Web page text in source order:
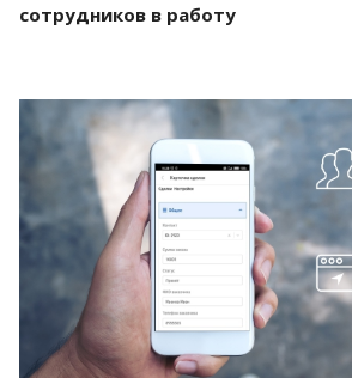
сотрудников в работу
Смотреть проект